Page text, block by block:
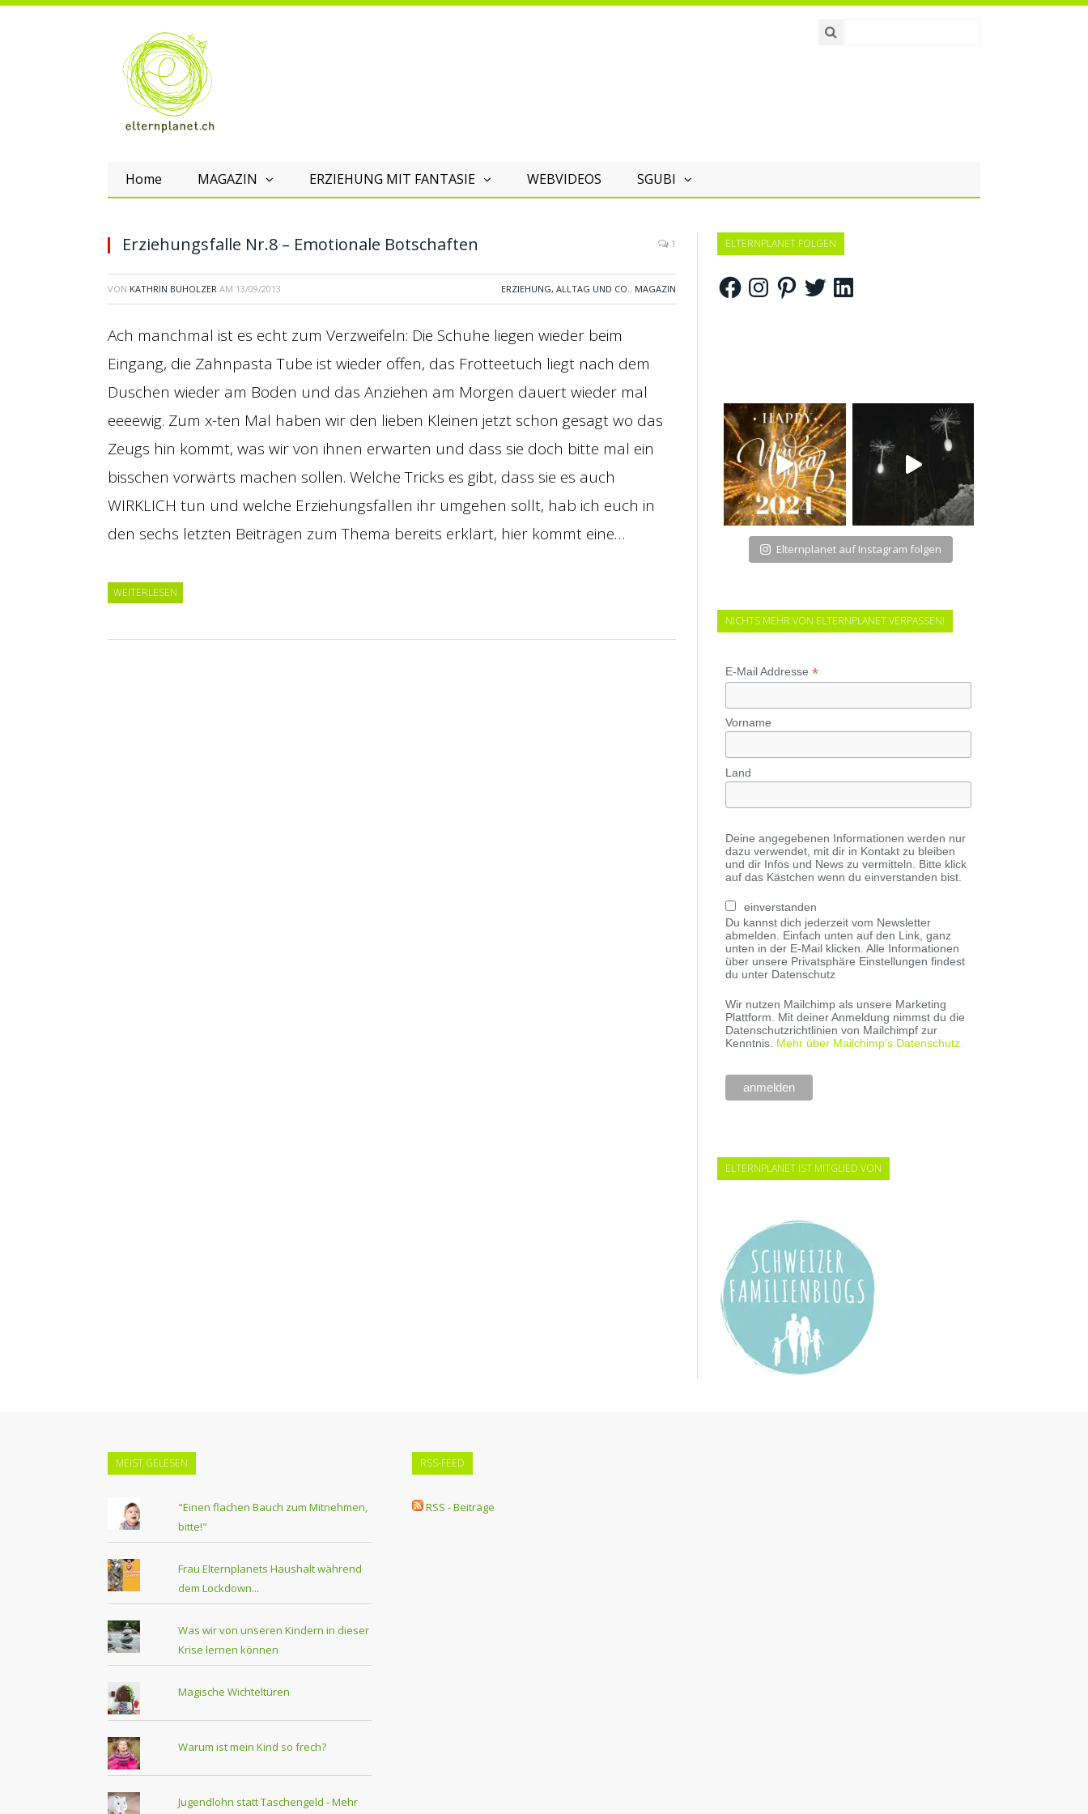
Home MAGAZIN ERZIEHUNG MIT FANTASIE WEBVIDEOS SGUBI
Erziehungsfalle Nr.8 – Emotionale Botschaften 1
VON KATHRIN BUHOLZER AM 13/09/2013 ERZIEHUNG, ALLTAG UND CO., MAGAZIN
Ach manchmal ist es echt zum Verzweifeln: Die Schuhe liegen wieder beim
Eingang, die Zahnpasta Tube ist wieder offen, das Frotteetuch liegt nach dem
Duschen wieder am Boden und das Anziehen am Morgen dauert wieder mal
eeeewig. Zum x-ten Mal haben wir den lieben Kleinen jetzt schon gesagt wo das
Zeugs hin kommt, was wir von ihnen erwarten und dass sie doch bitte mal ein
bisschen vorwärts machen sollen. Welche Tricks es gibt, dass sie es auch
WIRKLICH tun und welche Erziehungsfallen ihr umgehen sollt, hab ich euch in
den sechs letzten Beiträgen zum Thema bereits erklärt, hier kommt eine…
WEITERLESEN
ELTERNPLANET FOLGEN
FacebookInstagramPinterestTwitterLinkedIn
Elternplanet auf Instagram folgen
NICHTS MEHR VON ELTERNPLANET VERPASSEN!
E-Mail Addresse *
Vorname
Land
Deine angegebenen Informationen werden nur
dazu verwendet, mit dir in Kontakt zu bleiben
und dir Infos und News zu vermitteln. Bitte klick
auf das Kästchen wenn du einverstanden bist.
einverstanden
Du kannst dich jederzeit vom Newsletter
abmelden. Einfach unten auf den Link, ganz
unten in der E-Mail klicken. Alle Informationen
über unsere Privatsphäre Einstellungen findest
du unter Datenschutz
Wir nutzen Mailchimp als unsere Marketing
Plattform. Mit deiner Anmeldung nimmst du die
Datenschutzrichtlinien von Mailchimpf zur
Kenntnis. Mehr über Mailchimp's Datenschutz.
ELTERNPLANET IST MITGLIED VON
MEIST GELESEN
"Einen flachen Bauch zum Mitnehmen,
bitte!"
Frau Elternplanets Haushalt während
dem Lockdown...
Was wir von unseren Kindern in dieser
Krise lernen können
Magische Wichteltüren
Warum ist mein Kind so frech?
Jugendlohn statt Taschengeld - Mehr
RSS-FEED
RSS - Beiträge